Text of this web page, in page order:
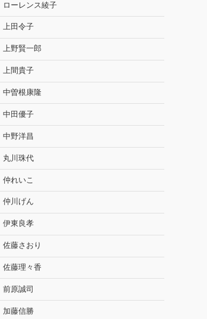
ローレンス綾子
上田令子
上野賢一郎
上間貴子
中曽根康隆
中田優子
中野洋昌
丸川珠代
仲れいこ
仲川げん
伊東良孝
佐藤さおり
佐藤理々香
前原誠司
加藤信勝